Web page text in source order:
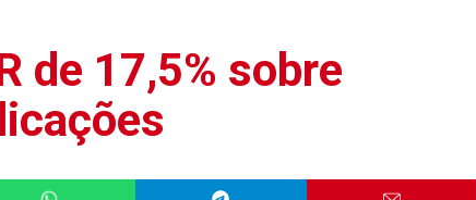
de 17,5% sobre